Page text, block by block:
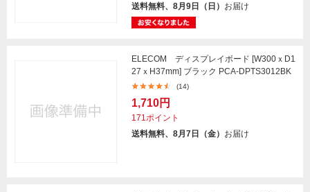
送料無料、8月9日（日） お届け
ELECOM ディスプレイボード [W300ｘD1
27ｘH37mm] ブラック PCA-DPTS3012BK
(14)
1,710円
171ポイント
送料無料、8月7日（金） お届け